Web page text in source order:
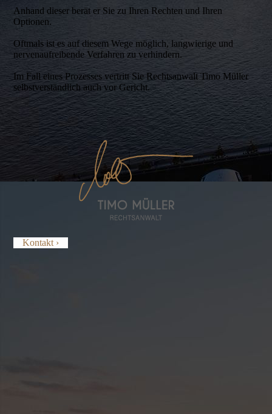
Anhand dieser berät er Sie zu Ihren Rechten und Ihren
Optionen.
Oftmals ist es auf diesem Wege möglich, langwierige und
nervenaufreibende Verfahren zu verhindern.
Im Fall eines Prozesses vertritt Sie Rechtsanwalt Timo Müller
selbstverständlich auch vor Gericht.
Kontakt ›